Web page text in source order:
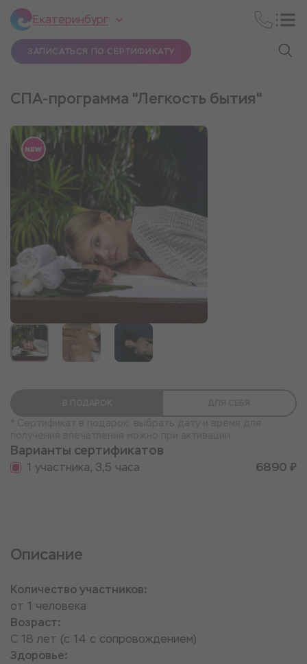
Екатеринбург
ЗАПИСАТЬСЯ ПО СЕРТИФИКАТУ
СПА-программа "Легкость бытия"
Варианты сертификатов
1 участника, 3,5 часа 6890 ₽
Описание
Количество участников:
от 1 человека
Возраст:
С 18 лет (с 14 с сопровождением)
Здоровье: